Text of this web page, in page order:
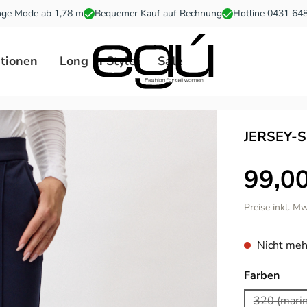
Mode ab 1,78 m Bequemer Kauf auf Rechnung Hotline 0431
Long in Style Sale
JERSEY-
Preise inkl.
Nicht
Farben
320